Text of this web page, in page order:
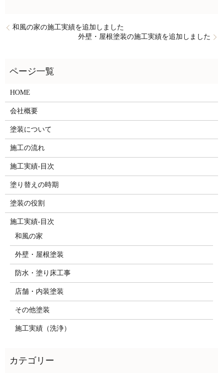
和風の家の施工実績を追加しました
外壁・屋根塗装の施工実績を追加しました
HOME
会社概要
塗装について
施工の流れ
施工実績-目次
塗り替えの時期
塗装の役割
施工実績-目次
和風の家
外壁・屋根塗装
防水・塗り床工事
店舗・内装塗装
その他塗装
施工実績（洗浄）